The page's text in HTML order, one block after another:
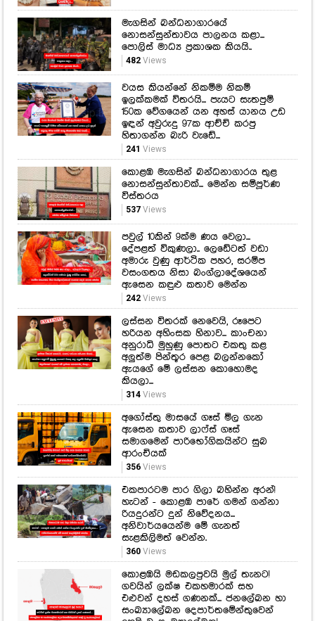
මැගසින් බන්ධනාගාරයේ
නොසන්සුන්තාවය පාලනය කළා...
පොලිස් මාධ්‍ය ප්‍රකාශක කියයි..
482Views
වයස කියන්නේ නිකම්ම නිකම්
ඉලක්කමක් විතරයි... පැයට සැතපුම්
150ක වේගයෙන් යන අහස් යානය උඩ
ඉඳන් අවුරුදු 97ක ආච්චි කරපු
හිතාගන්න බැරි වැඩේ...
241 Views
කොළඹ මැගසින් බන්ධනාගාරය තුළ
නොසන්සුන්තාවක්... මෙන්න සම්පූර්ණ
විස්තරය
537Views
පවුල් 10කින් 9ක්ම ණය වෙලා...
දේපළත් විකුණලා.. ලෙඩේටත් වඩා
අමාරු වුණු ආර්ථික පහර, සරම්ප
වසංගතය නිසා බංග්ලාදේශයෙන්
ඇසෙන කඳුළු කතාව මෙන්න
242Views
ලස්සන විතරක් නෙවෙයි, රූපෙට
හරියන අහිංසක හිනාව... කාංචනා
අනුරාධි මුහුණු පොතට එකතු කළ
අලුත්ම පින්තූර පෙළ බලන්නකෝ
ඇයගේ මේ ලස්සන කොහොමද
කියලා...
314Views
අගෝස්තු මාසයේ ගෑස් මිල ගැන
ඇසෙන කතාව ලාෆ්ස් ගෑස්
සමාගමෙන් පාරිභෝගිකයින්ට සුබ
ආරංචියක්
356Views
එකපාරටම පාර ගිලා බහින්න අරන්!
හැටන් - කොළඹ පාරේ ගමන් ගන්නා
රියදුරන්ට දුන් නිවේදනය...
අනිවාර්යයෙන්ම මේ ගැනත්
සැළකිලිමත් වෙන්න.
360Views
කොළඹයි මඩකලපුවයි මුල් තැනට!
ගවයින් ලක්ෂ එකහමාරක් සහ
එළුවන් දහස් ගණනක්... ජනලේඛන හා
සංඛ්‍යාලේඛන දෙපාර්තමේන්තුවෙන්